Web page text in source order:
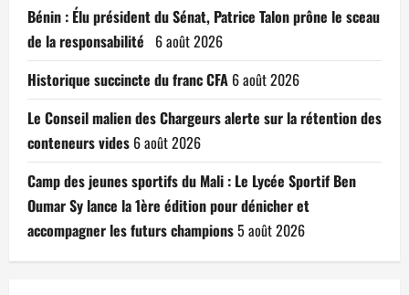
Bénin : Élu président du Sénat, Patrice Talon prône le sceau
de la responsabilité 6 août 2026
Historique succincte du franc CFA 6 août 2026
Le Conseil malien des Chargeurs alerte sur la rétention des
conteneurs vides 6 août 2026
Camp des jeunes sportifs du Mali : Le Lycée Sportif Ben
Oumar Sy lance la 1ère édition pour dénicher et
accompagner les futurs champions5 août 2026